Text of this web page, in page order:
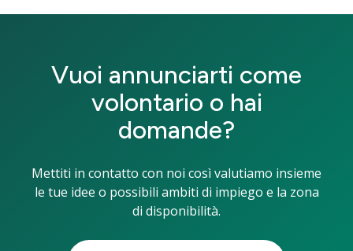
Vuoi annunciarti come
volontario o hai
domande?
Mettiti in contatto con noi così valutiamo insieme
le tue idee o possibili ambiti di impiego e la zona
di disponibilità.